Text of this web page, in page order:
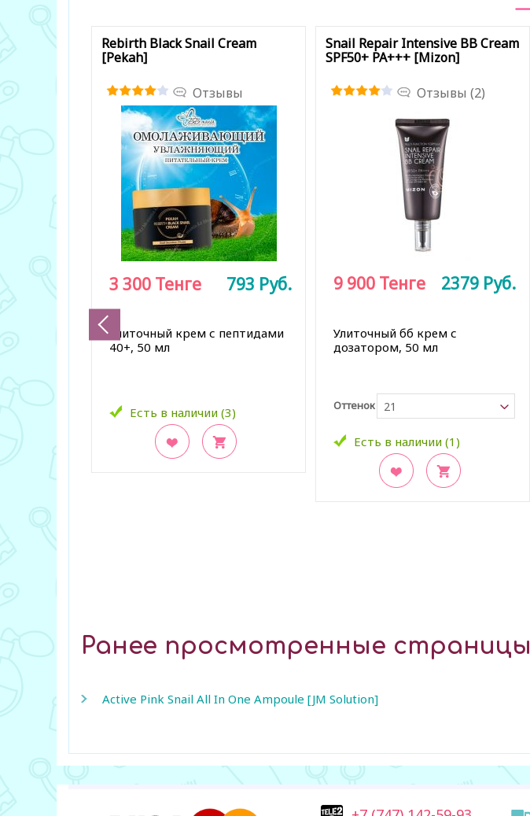
Rebirth Black Snail Cream
[Pekah]
Отзывы
Улиточный крем с пептидами
40+, 50 мл
Есть в наличии (3)
3 300 Тенге 793 Руб.
Snail Repair Intensive BB Cream
SPF50+ РА+++ [Mizon]
Отзывы (2)
Улиточный бб крем с
дозатором, 50 мл
Оттенок 21
Есть в наличии (1)
9 900 Тенге 2379 Руб.
Ранее просмотренные страницы
Active Pink Snail All In One Ampoule [JM Solution]